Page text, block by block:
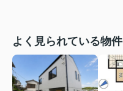
よく見られている物件